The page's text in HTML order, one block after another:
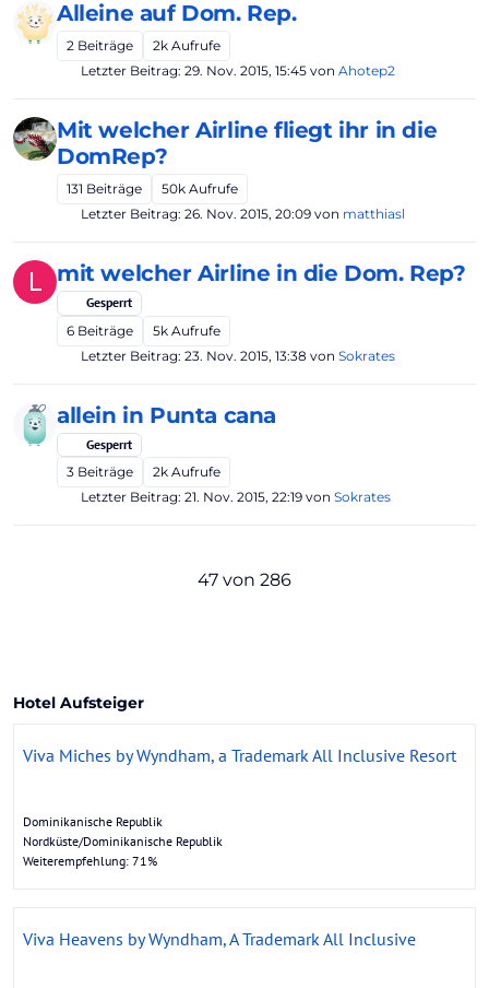
Alleine auf Dom. Rep.
2 Beiträge 2k Aufrufe
Letzter Beitrag: 29. Nov. 2015, 15:45 von Ahotep2
Mit welcher Airline fliegt ihr in die
DomRep?
131 Beiträge 50k Aufrufe
Letzter Beitrag: 26. Nov. 2015, 20:09 von matthiasl
L mit welcher Airline in die Dom. Rep?
Gesperrt
6 Beiträge 5k Aufrufe
Letzter Beitrag: 23. Nov. 2015, 13:38 von Sokrates
allein in Punta cana
Gesperrt
3 Beiträge 2k Aufrufe
Letzter Beitrag: 21. Nov. 2015, 22:19 von Sokrates
47 von 286
Hotel Aufsteiger
Viva Miches by Wyndham, a Trademark All Inclusive Resort
Dominikanische Republik
Nordküste/Dominikanische Republik
Weiterempfehlung: 71%
Viva Heavens by Wyndham, A Trademark All Inclusive